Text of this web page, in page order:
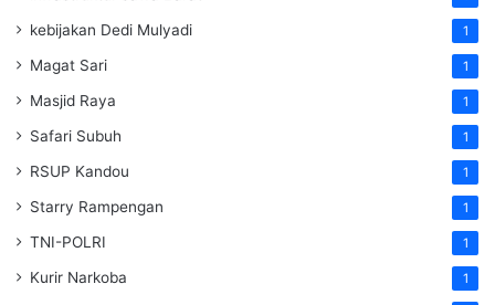
kebijakan Dedi Mulyadi 1
Magat Sari 1
Masjid Raya 1
Safari Subuh 1
RSUP Kandou 1
Starry Rampengan 1
TNI-POLRI 1
Kurir Narkoba 1